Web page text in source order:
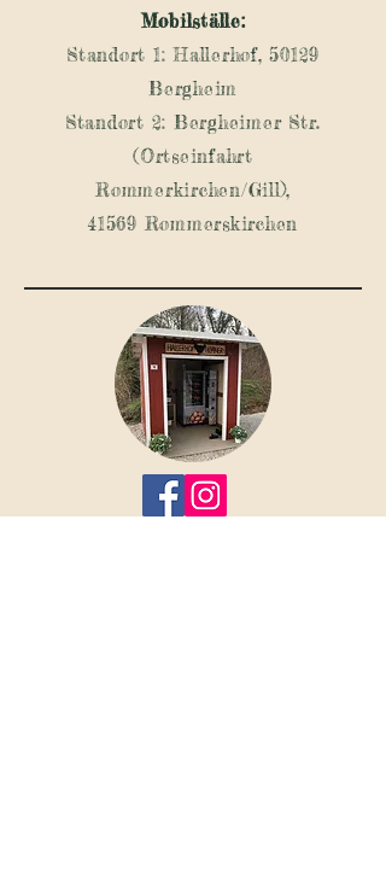
Mobilställe:
Standort 1: Hallerhof, 50129
Bergheim
Standort 2: BergheimerStr.
(Ortseinfahrt
Rommerkirchen/Gill),
41569 Rommerskirchen